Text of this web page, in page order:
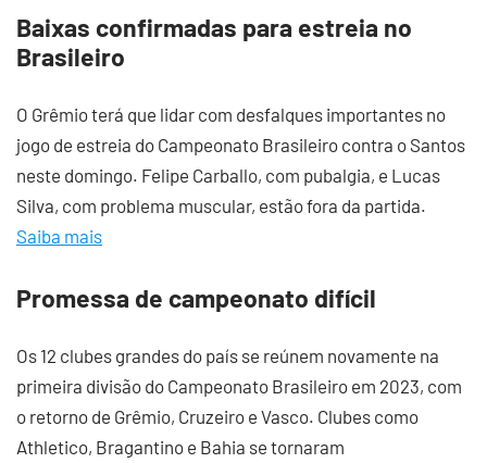
Baixas confirmadas para estreia no
Brasileiro
O Grêmio terá que lidar com desfalques importantes no
jogo de estreia do Campeonato Brasileiro contra o Santos
neste domingo. Felipe Carballo, com pubalgia, e Lucas
Silva, com problema muscular, estão fora da partida.
Saiba mais
Promessa de campeonato difícil
Os 12 clubes grandes do país se reúnem novamente na
primeira divisão do Campeonato Brasileiro em 2023, com
o retorno de Grêmio, Cruzeiro e Vasco. Clubes como
Athletico, Bragantino e Bahia se tornaram